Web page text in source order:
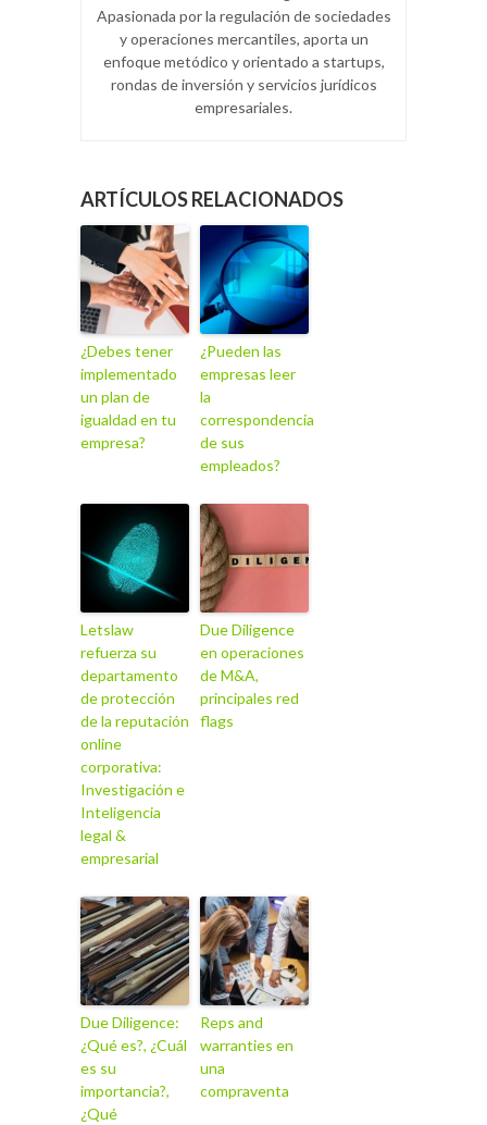
Apasionada por la regulación de sociedades
y operaciones mercantiles, aporta un
enfoque metódico y orientado a startups,
rondas de inversión y servicios jurídicos
empresariales.
ARTÍCULOS RELACIONADOS
¿Debes tener
implementado
un plan de
igualdad en tu
empresa?
¿Pueden las
empresas leer
la
correspondencia
de sus
empleados?
Letslaw
refuerza su
departamento
de protección
de la reputación
online
corporativa:
Investigación e
Inteligencia
legal &
empresarial
Due Diligence
en operaciones
de M&A,
principales red
flags
Due Diligence:
¿Qué es?, ¿Cuál
es su
importancia?,
¿Qué
Reps and
warranties en
una
compraventa